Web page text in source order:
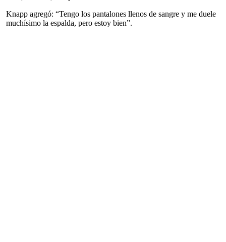
Knapp agregó: “Tengo los pantalones llenos de sangre y me duele
muchísimo la espalda, pero estoy bien”.